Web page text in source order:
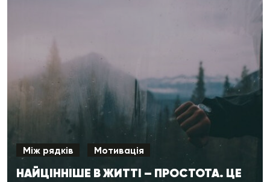
Між рядків Мотивація
НАЙЦІННІШЕ В ЖИТТІ – ПРОСТОТА. ЦЕ